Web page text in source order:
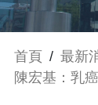
首頁 / 最新
陳宏基：乳